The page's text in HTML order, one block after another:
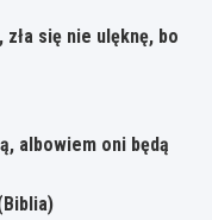
zła się nie ulęknę, bo
albowiem oni będą